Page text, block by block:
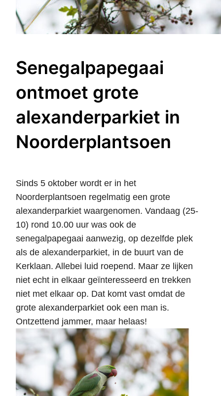
Senegalpapegaai
ontmoet grote
alexanderparkiet in
Noorderplantsoen
Sinds 5 oktober wordt er in het
Noorderplantsoen regelmatig een grote
alexanderparkiet waargenomen. Vandaag (25-
10) rond 10.00 uur was ook de
senegalpapegaai aanwezig, op dezelfde plek
als de alexanderparkiet, in de buurt van de
Kerklaan. Allebei luid roepend. Maar ze lijken
niet echt in elkaar geïnteresseerd en trekken
niet met elkaar op. Dat komt vast omdat de
grote alexanderparkiet ook een man is.
Ontzettend jammer, maar helaas!